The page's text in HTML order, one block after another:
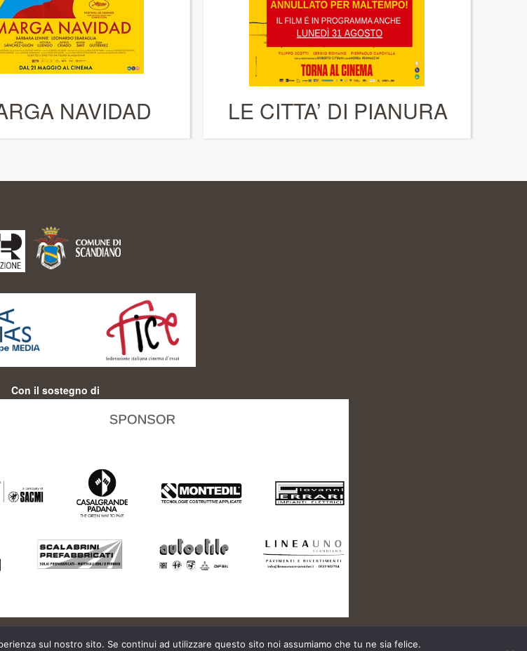
NAVIDAD LE CITTA’ DI PIANURA
Con il sostegno di
sul nostro sito. Se continui ad utilizzare questo sito noi assumiamo che tu ne sia felice.